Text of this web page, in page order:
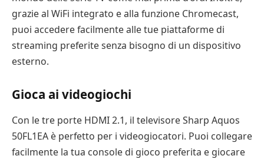
grazie al WiFi integrato e alla funzione Chromecast,
puoi accedere facilmente alle tue piattaforme di
streaming preferite senza bisogno di un dispositivo
esterno.
Gioca ai videogiochi
Con le tre porte HDMI 2.1, il televisore Sharp Aquos
50FL1EA è perfetto per i videogiocatori. Puoi collegare
facilmente la tua console di gioco preferita e giocare